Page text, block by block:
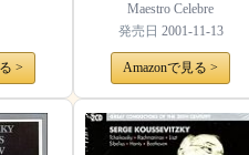
>
Maestro Celebre
発売日 2001-11-13
Amazonで見る >